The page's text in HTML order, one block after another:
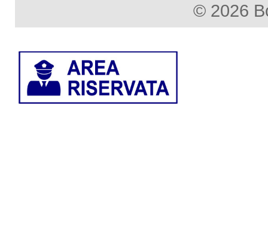
© 2026